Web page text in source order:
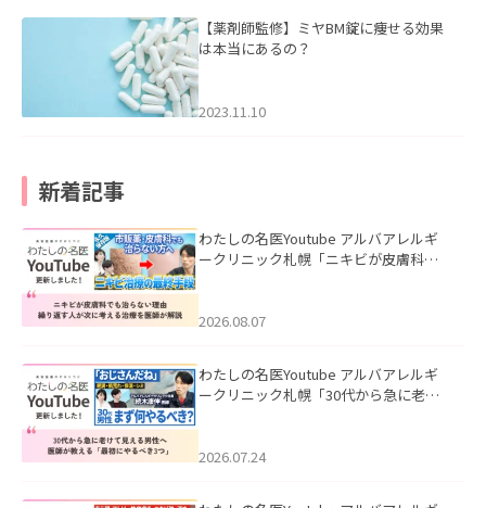
【薬剤師監修】ミヤBM錠に痩せる効果
は本当にあるの？
2023.11.10
新着記事
わたしの名医Youtube アルバアレルギ
ークリニック札幌「ニキビが皮膚科で
ました。
2026.08.07
わたしの名医Youtube アルバアレルギ
ークリニック札幌「30代から急に老け
た。
2026.07.24